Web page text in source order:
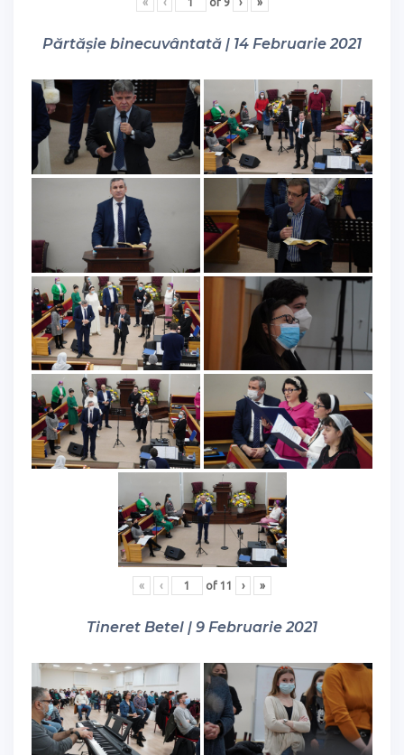
Părtășie binecuvântată | 14 Februarie 2021
« ‹ of 11 › »
Tineret Betel | 9 Februarie 2021